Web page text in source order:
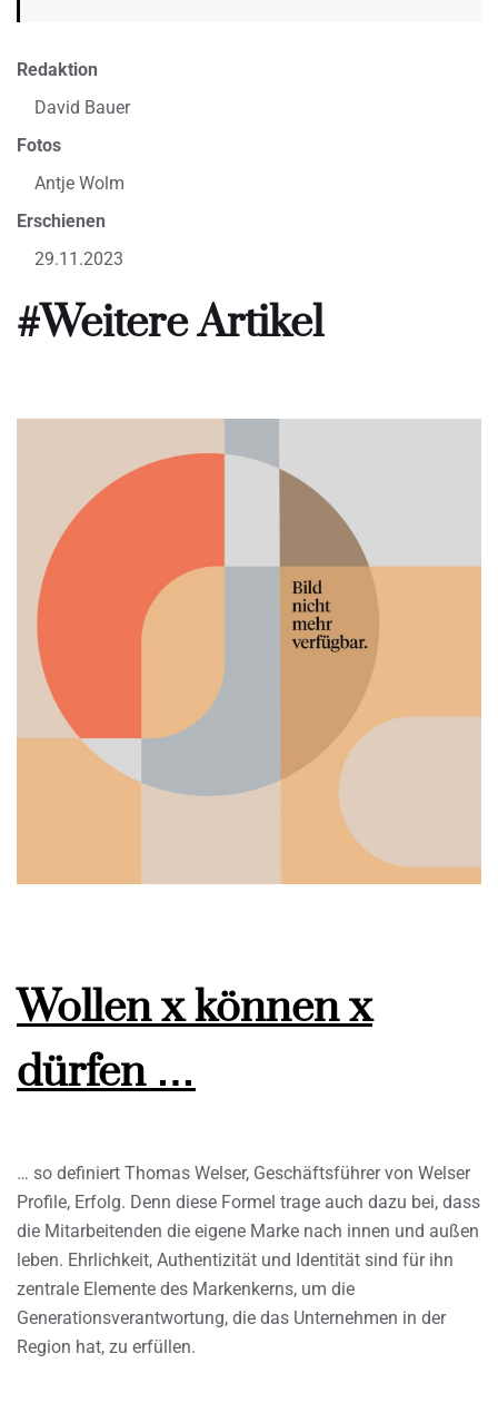
Redaktion
David Bauer
Fotos
Antje Wolm
Erschienen
29.11.2023
#Weitere Artikel
Wollen x können x
dürfen …
… so definiert Thomas Welser, Geschäftsführer von Welser
Profile, Erfolg. Denn diese Formel trage auch dazu bei, dass
die Mitarbeitenden die eigene Marke nach innen und außen
leben. Ehrlichkeit, Authentizität und Identität sind für ihn
zentrale Elemente des Markenkerns, um die
Generationsverantwortung, die das Unternehmen in der
Region hat, zu erfüllen.